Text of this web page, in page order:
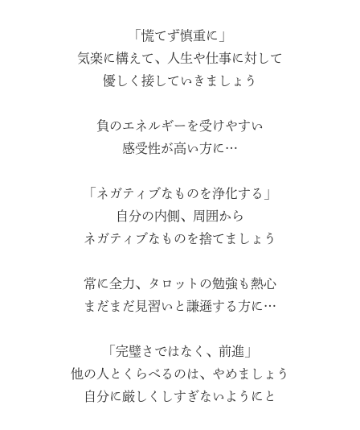
「慌てず慎重に」
気楽に構えて、人生や仕事に対して
優しく接していきましょう
負のエネルギーを受けやすい
感受性が高い方に…
「ネガティブなものを浄化する」
自分の内側、周囲から
ネガティブなものを捨てましょう
常に全力、タロットの勉強も熱心
まだまだ見習いと謙遜する方に…
「完璧さではなく、前進」
他の人とくらべるのは、やめましょう
自分に厳しくしすぎないようにと